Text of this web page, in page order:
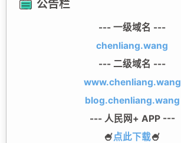
公告栏
--- 一级域名 ---
chenliang.wang
--- 二级域名 ---
www.chenliang.wang
blog.chenliang.wang
--- 人民网+ APP ---
🍧点此下载🍧